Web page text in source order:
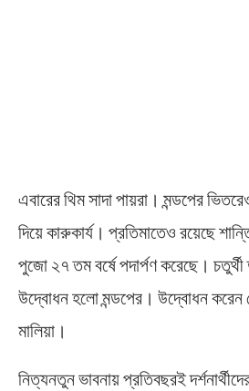
এবারের থিম সাদা পায়রা। মন্ডপের
দিয়ে কারুকার্য। প্রতিমাতেও রয়েছে
পুজো ২৭ তম বর্ষে পদার্পণ করেছে। চতুর্থী
উদ্বোধন হলো মন্ডপের। উদ্বোধন করেন
মালিয়া।
নিত্যনতুন ভাবনায় প্রতিবছরই